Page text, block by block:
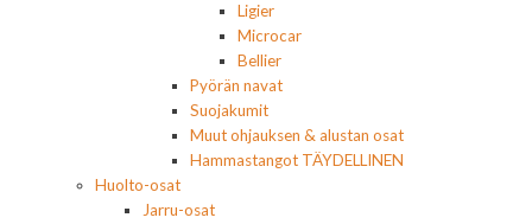
Ligier
Microcar
Bellier
Pyörän navat
Suojakumit
Muut ohjauksen & alustan osat
Hammastangot TÄYDELLINEN
Huolto-osat
Jarru-osat